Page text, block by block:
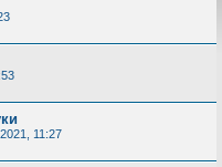
11:27